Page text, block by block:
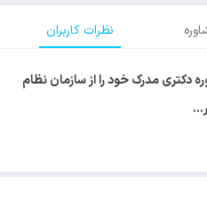
نظرات کاربران
مدرک خود را از سازمان نظام